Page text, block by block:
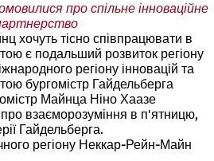
про спільне інноваційне
хочуть тісно співпрацювати в
є подальший розвиток регіону
регіону інновацій та
бургомістр Гайдельберга
Майнца Ніно Хаазе
взаєморозуміння в п'ятницю,
Гайдельберга.
регіону Неккар-Рейн-Майн